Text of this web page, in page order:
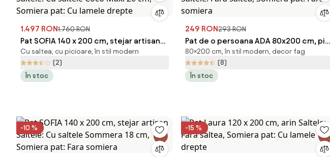
1.497 RON1.760 RON
Pat SOFIA 140 x 200 cm, stejar artisan
Saltele: Cu saltele Coco Maxi 20 cm,
Somiera pat: Cu lamele drepte
Cu saltea, cu picioare, în stil modern
(2)
În stoc
249 RON293 RON
Pat de o persoana ADA 80x200 cm, pin
Saltele: Fara saltea, Somiera pat: Fara
somiera
80×200 cm, în stil modern, decor fag
(8)
În stoc
-10 % -15 %